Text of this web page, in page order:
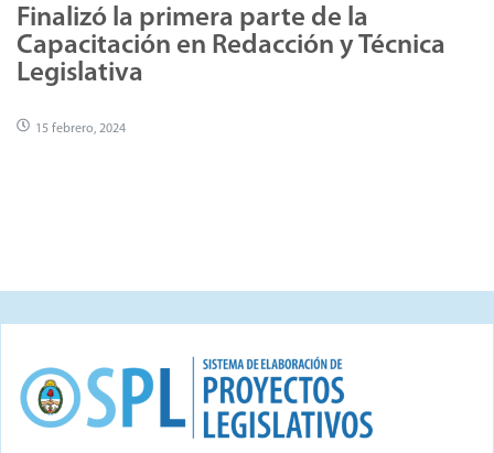
Finalizó la primera parte de la
Capacitación en Redacción y Técnica
Legislativa
15 febrero, 2024